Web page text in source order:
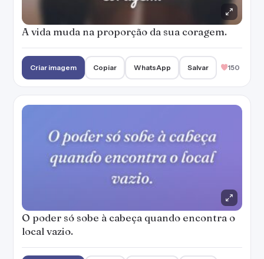
A vida muda na proporção da sua coragem.
Criar imagem Copiar WhatsApp Salvar 150
O poder só sobe à cabeça quando encontra o
local vazio.